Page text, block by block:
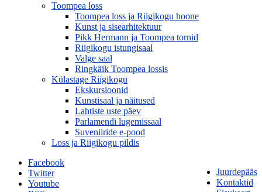
Toompea loss
Toompea loss ja Riigikogu hoone
Kunst ja sisearhitektuur
Pikk Hermann ja Toompea tornid
Riigikogu istungisaal
Valge saal
Ringkäik Toompea lossis
Külastage Riigikogu
Ekskursioonid
Kunstisaal ja näitused
Lahtiste uste päev
Parlamendi lugemissaal
Suveniiride e-pood
Loss ja Riigikogu pildis
Juurdepääs
Kontaktid
Facebook
Twitter
Youtube